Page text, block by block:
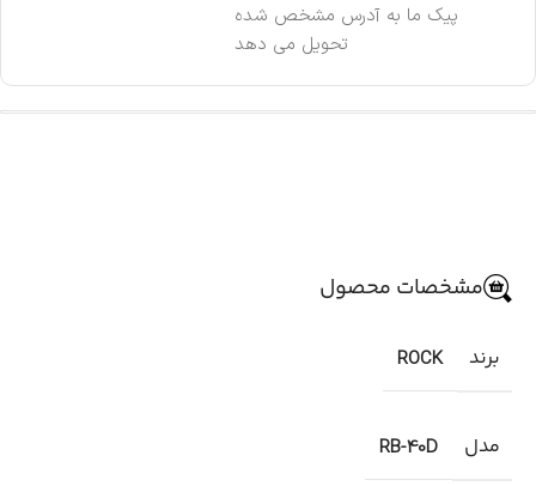
پیک ما به آدرس مشخص شده
تحویل می دهد
مشخصات محصول
برند ROCK
مدل RB-40D